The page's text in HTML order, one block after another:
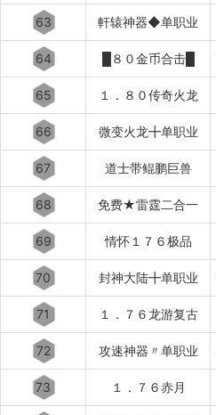
63 軒辕神器◆单职业
64 █８０金币合击█
65 １．８０传奇火龙
66 微变火龙╋单职业
67 道士带鲲鹏巨兽
68 免费★雷霆二合一
69 情怀１７６极品
70 封神大陆╋单职业
71 １．７６龙游复古
72 攻速神器〃单职业
73 １．７６赤月